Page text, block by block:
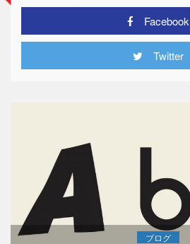
Facebook
Twitter
ブログ